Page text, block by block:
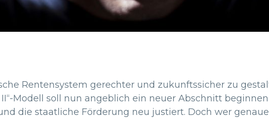
Rentensystem gerechter und zukunftssicher zu
Modell soll nun angeblich ein neuer Abschnitt
die staatliche Förderung neu justiert. Doch wer